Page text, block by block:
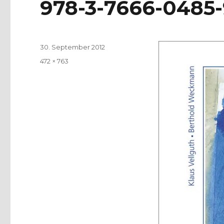
978-3-7666-
Veröffentlicht
30. September 2012
Volle
472 × 763